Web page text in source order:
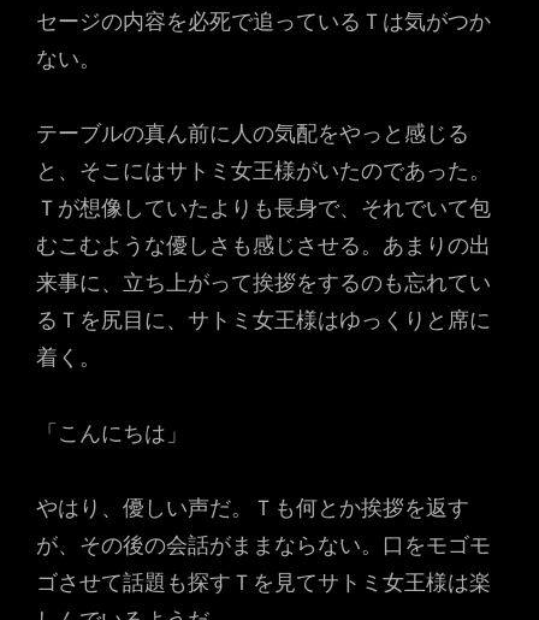
セージの内容を必死で追っているＴは気がつか
ない。
テーブルの真ん前に人の気配をやっと感じる
と、そこにはサトミ女王様がいたのであった。
Ｔが想像していたよりも長身で、それでいて包
むこむような優しさも感じさせる。あまりの出
来事に、立ち上がって挨拶をするのも忘れてい
るＴを尻目に、サトミ女王様はゆっくりと席に
着く。
「こんにちは」
やはり、優しい声だ。Ｔも何とか挨拶を返す
が、その後の会話がままならない。口をモゴモ
ゴさせて話題も探すＴを見てサトミ女王様は楽